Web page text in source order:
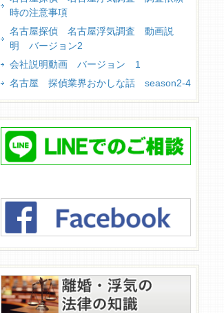
時の注意事項
名古屋探偵 名古屋浮気調査 動画説
明 バージョン2
会社説明動画 バージョン 1
名古屋 探偵業界おかしな話 season2-4